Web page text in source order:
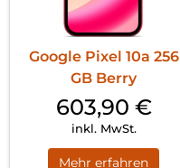
Google Pixel 10a 256
GB Berry
603,90 €
inkl. MwSt.
Mehr erfahren